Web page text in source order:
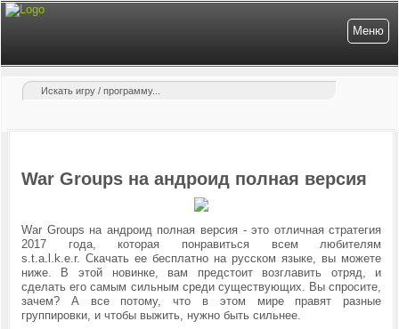
Меню
War Groups на андроид полная версия
War Groups на андроид полная версия - это отличная стратегия
2017 года, которая понравиться всем любителям
s.t.a.l.k.e.r. Скачать ее бесплатно на русском языке, вы можете
ниже. В этой новинке, вам предстоит возглавить отряд, и
сделать его самым сильным среди существующих. Вы спросите,
зачем? А все потому, что в этом мире правят разные
группировки, и чтобы выжить, нужно быть сильнее.